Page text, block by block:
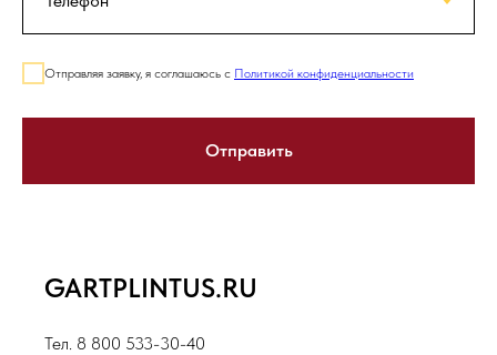
Отправляя заявку, я соглашаюсь с Политикой конфиденциальности
Отправить
GARTPLINTUS.RU
Тел. 8 800 533-30-40